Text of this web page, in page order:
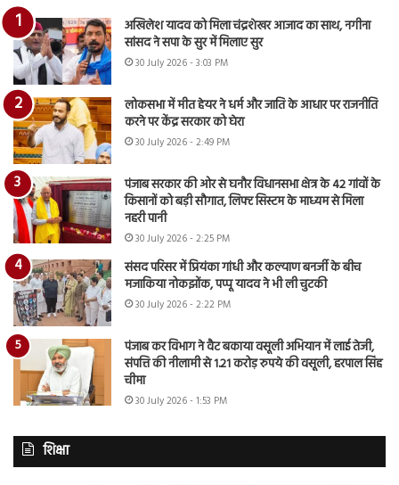
अखिलेश यादव को मिला चंद्रशेखर आजाद का साथ, नगीना
सांसद ने सपा के सुर में मिलाए सुर
30 July 2026 - 3:03 PM
लोकसभा में मीत हेयर ने धर्म और जाति के आधार पर राजनीति
करने पर केंद्र सरकार को घेरा
30 July 2026 - 2:49 PM
पंजाब सरकार की ओर से घनौर विधानसभा क्षेत्र के 42 गांवों के
किसानों को बड़ी सौगात, लिफ्ट सिस्टम के माध्यम से मिला
नहरी पानी
30 July 2026 - 2:25 PM
संसद परिसर में प्रियंका गांधी और कल्याण बनर्जी के बीच
मजाकिया नोकझोंक, पप्पू यादव ने भी ली चुटकी
30 July 2026 - 2:22 PM
पंजाब कर विभाग ने वैट बकाया वसूली अभियान में लाई तेजी,
संपत्ति की नीलामी से 1.21 करोड़ रुपये की वसूली, हरपाल सिंह
चीमा
30 July 2026 - 1:53 PM
शिक्षा